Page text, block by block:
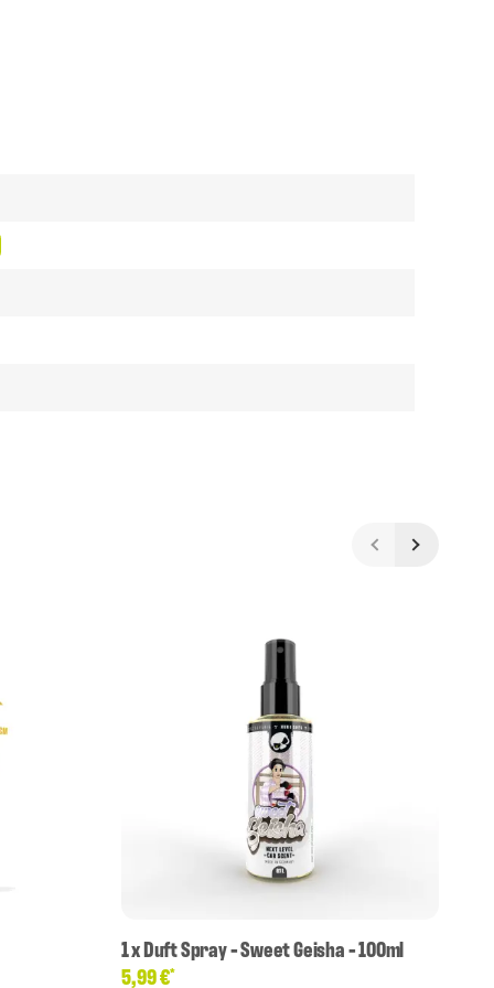
1xDuft Spray - Sweet Geisha - 100ml
5,99 €*